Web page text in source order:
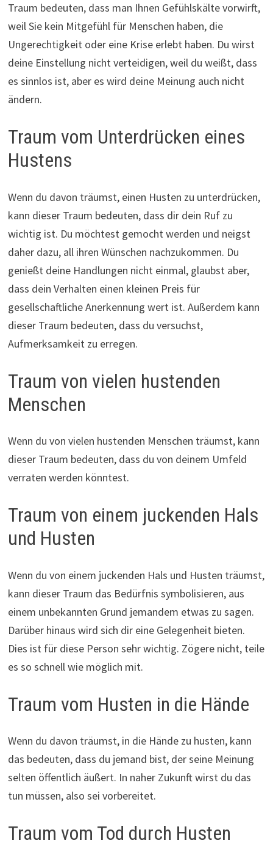
Traum bedeuten, dass man Ihnen Gefühlskälte vorwirft,
weil Sie kein Mitgefühl für Menschen haben, die
Ungerechtigkeit oder eine Krise erlebt haben. Du wirst
deine Einstellung nicht verteidigen, weil du weißt, dass
es sinnlos ist, aber es wird deine Meinung auch nicht
ändern.
Traum vom Unterdrücken eines
Hustens
Wenn du davon träumst, einen Husten zu unterdrücken,
kann dieser Traum bedeuten, dass dir dein Ruf zu
wichtig ist. Du möchtest gemocht werden und neigst
daher dazu, all ihren Wünschen nachzukommen. Du
genießt deine Handlungen nicht einmal, glaubst aber,
dass dein Verhalten einen kleinen Preis für
gesellschaftliche Anerkennung wert ist. Außerdem kann
dieser Traum bedeuten, dass du versuchst,
Aufmerksamkeit zu erregen.
Traum von vielen hustenden
Menschen
Wenn du von vielen hustenden Menschen träumst, kann
dieser Traum bedeuten, dass du von deinem Umfeld
verraten werden könntest.
Traum von einem juckenden Hals
und Husten
Wenn du von einem juckenden Hals und Husten träumst,
kann dieser Traum das Bedürfnis symbolisieren, aus
einem unbekannten Grund jemandem etwas zu sagen.
Darüber hinaus wird sich dir eine Gelegenheit bieten.
Dies ist für diese Person sehr wichtig. Zögere nicht, teile
es so schnell wie möglich mit.
Traum vom Husten in die Hände
Wenn du davon träumst, in die Hände zu husten, kann
das bedeuten, dass du jemand bist, der seine Meinung
selten öffentlich äußert. In naher Zukunft wirst du das
tun müssen, also sei vorbereitet.
Traum vom Tod durch Husten